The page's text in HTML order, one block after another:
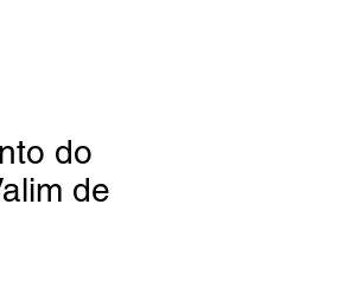
do
de